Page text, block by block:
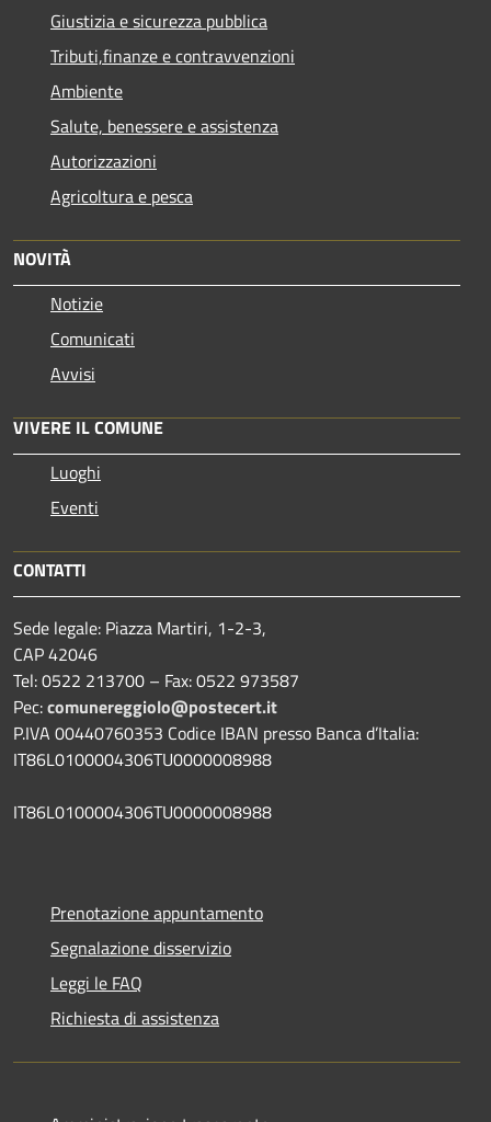
Giustizia e sicurezza pubblica
Tributi,finanze e contravvenzioni
Ambiente
Salute, benessere e assistenza
Autorizzazioni
Agricoltura e pesca
NOVITÀ
Notizie
Comunicati
Avvisi
VIVERE IL COMUNE
Luoghi
Eventi
CONTATTI
Sede legale: Piazza Martiri, 1-2-3,
CAP 42046
Tel: 0522 213700 – Fax: 0522 973587
Pec:comunereggiolo@postecert.it
P.IVA 00440760353 Codice IBAN presso Banca d’Italia:
IT86L0100004306TU0000008988
IT86L0100004306TU0000008988
Prenotazione appuntamento
Segnalazione disservizio
Leggi le FAQ
Richiesta di assistenza